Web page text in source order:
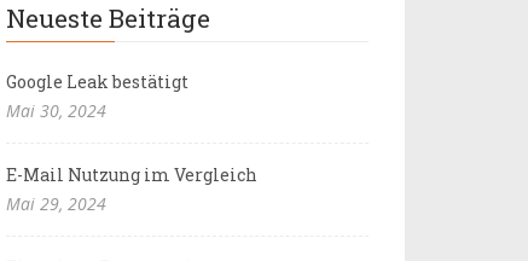
Neueste Beiträge
Google Leak bestätigt
Mai 30, 2024
E-Mail Nutzung im Vergleich
Mai 29, 2024